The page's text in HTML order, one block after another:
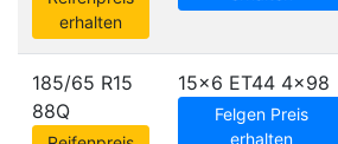
erhalten
185/65 R15
88Q
15x6 ET44 4x98
Felgen Preis
erhalten